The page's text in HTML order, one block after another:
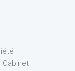
Cabinet